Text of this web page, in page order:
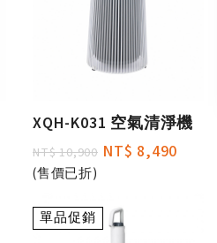
XQH-K031 空氣清淨機
NT$ 10,900 NT$ 8,490
(售價已折)
單品促銷